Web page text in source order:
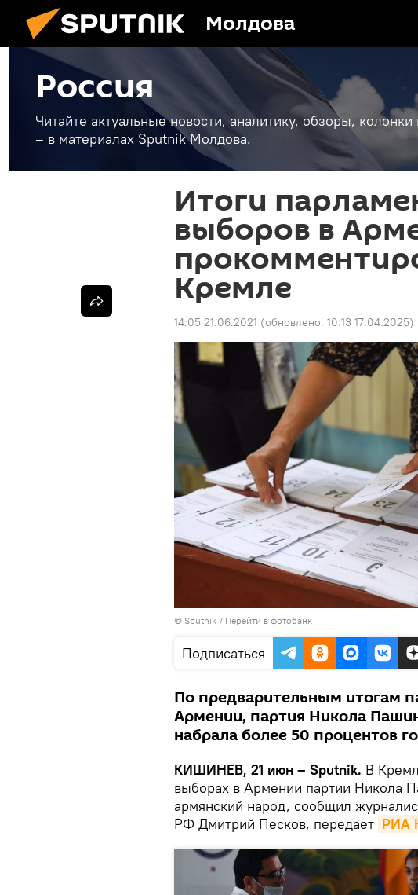
Молдова
Россия
Читайте актуальные новости, аналитику, обзоры,
– в материалах Sputnik Молдова.
Итоги
выборов в
Кремле
14:05 21.06.2021 (обновлено: 10:13 17.04.2025)
© Sputnik / Перейти в фотобанк
Подписаться
По предварительным итогам
Армении, партия Никола
набрала более 50 процентов
КИШИНЕВ, 21 июн – Sputnik. В
выборах в Армении партии Никола
армянский народ, сообщил
РФ Дмитрий Песков, передает РИА